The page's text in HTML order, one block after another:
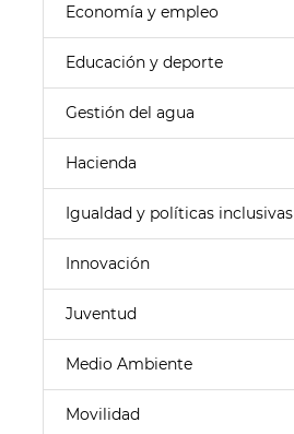
Economía y empleo
Educación y deporte
Gestión del agua
Hacienda
Igualdad y políticas inclusivas
Innovación
Juventud
Medio Ambiente
Movilidad